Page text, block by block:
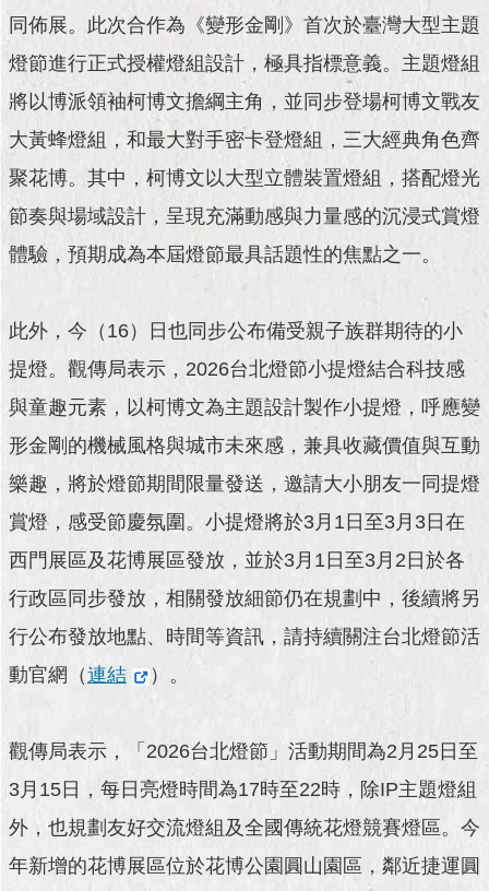
與
民
互
活
動
主
題
頁
站
導
覽
常
見
問
即
澄
清
雙
語
詞
同佈展。此次合作為《變形金剛》首次於臺灣大型主題
燈節進行正式授權燈組設計，極具指標意義。主題燈組
將以博派領袖柯博文擔綱主角，並同步登場柯博文戰友
大黃蜂燈組，和最大對手密卡登燈組，三大經典角色齊
聚花博。其中，柯博文以大型立體裝置燈組，搭配燈光
節奏與場域設計，呈現充滿動感與力量感的沉浸式賞燈
體驗，預期成為本屆燈節最具話題性的焦點之一。
此外，今（16）日也同步公布備受親子族群期待的小
提燈。觀傳局表示，2026台北燈節小提燈結合科技感
與童趣元素，以柯博文為主題設計製作小提燈，呼應變
形金剛的機械風格與城市未來感，兼具收藏價值與互動
樂趣，將於燈節期間限量發送，邀請大小朋友一同提燈
賞燈，感受節慶氛圍。小提燈將於3月1日至3月3日在
西門展區及花博展區發放，並於3月1日至3月2日於各
行政區同步發放，相關發放細節仍在規劃中，後續將另
行公布發放地點、時間等資訊，請持續關注台北燈節活
動官網（連結 ）。
觀傳局表示，「2026台北燈節」活動期間為2月25日至
3月15日，每日亮燈時間為17時至22時，除IP主題燈組
外，也規劃友好交流燈組及全國傳統花燈競賽燈區。今
年新增的花博展區位於花博公園圓山園區，鄰近捷運圓